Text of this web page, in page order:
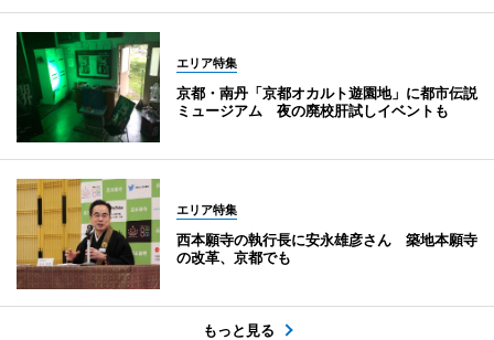
エリア特集
京都・南丹「京都オカルト遊園地」に都市伝説
ミュージアム 夜の廃校肝試しイベントも
エリア特集
西本願寺の執行長に安永雄彦さん 築地本願寺
の改革、京都でも
もっと見る